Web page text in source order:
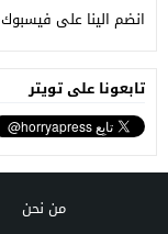
انضم الينا على فيسبوك
تابعونا على تويتر
من نحن